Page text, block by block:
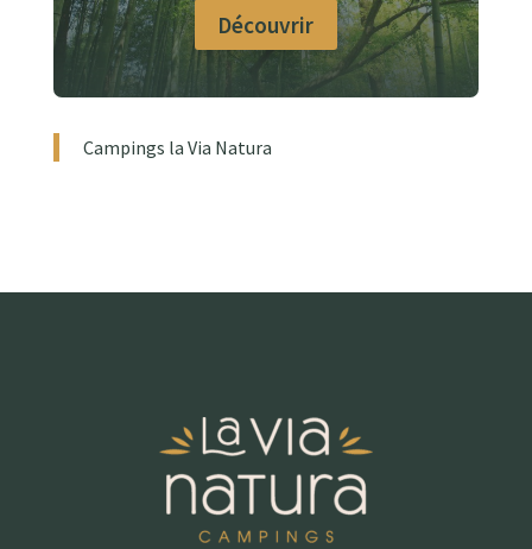
Découvrir
Campings la Via Natura